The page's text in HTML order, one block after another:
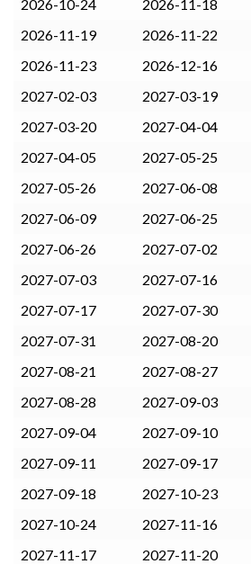
2026-10-24
2026-11-18
2026-11-19
2026-11-22
2026-11-23
2026-12-16
2027-02-03
2027-03-19
2027-03-20
2027-04-04
2027-04-05
2027-05-25
2027-05-26
2027-06-08
2027-06-09
2027-06-25
2027-06-26
2027-07-02
2027-07-03
2027-07-16
2027-07-17
2027-07-30
2027-07-31
2027-08-20
2027-08-21
2027-08-27
2027-08-28
2027-09-03
2027-09-04
2027-09-10
2027-09-11
2027-09-17
2027-09-18
2027-10-23
2027-10-24
2027-11-16
2027-11-17
2027-11-20